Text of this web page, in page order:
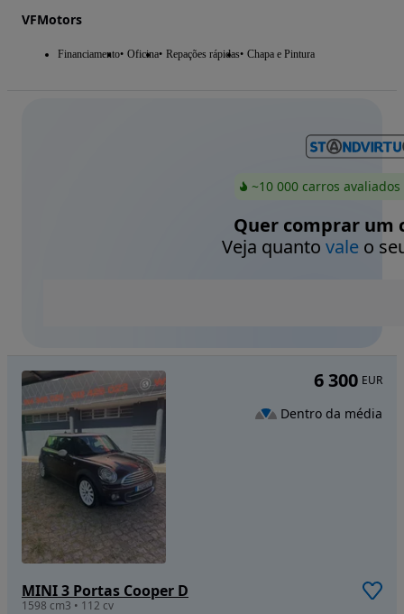
VFMotors
Financiamento Oficina Repações rápidas Chapa e Pintura
~10 000 carros
Quer comprar um
Veja quanto valeo
MINI 3 Portas Cooper D
1598 cm3 • 112 cv
6 300 EUR
Dentro da média